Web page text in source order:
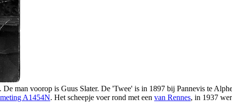
man voorop is Guus Slater. De 'Twee' is in 1897 bij Pannevis te
A1454N. Het scheepje voer rond met een van Rennes, in 1937